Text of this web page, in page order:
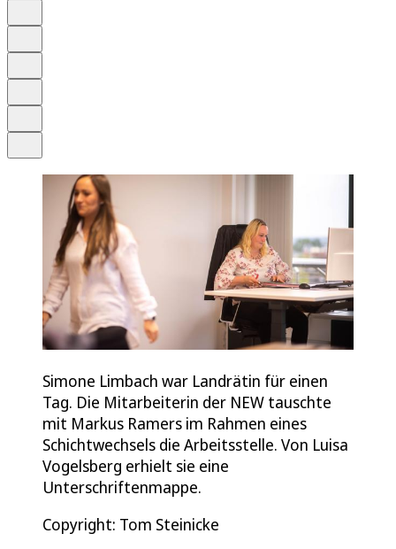
Simone Limbach war Landrätin für einen
Tag. Die Mitarbeiterin der NEW tauschte
mit Markus Ramers im Rahmen eines
Schichtwechsels die Arbeitsstelle. Von Luisa
Vogelsberg erhielt sie eine
Unterschriftenmappe.
Copyright: Tom Steinicke